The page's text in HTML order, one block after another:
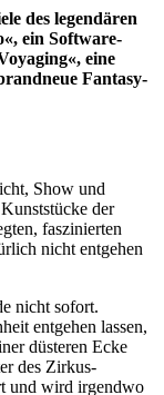
des legendären
ein Software-
eine
Fantasy-
Show und
der
faszinierten
nicht entgehen
nicht sofort.
entgehen lassen,
düsteren Ecke
des Zirkus-
und wird irgendwo